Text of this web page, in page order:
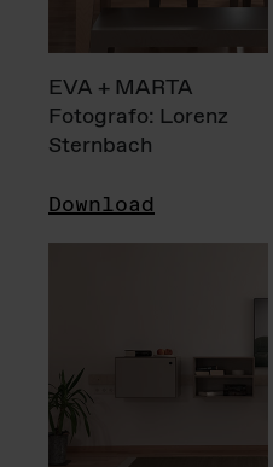
EVA + MARTA
Fotografo: Lorenz
Sternbach
Download